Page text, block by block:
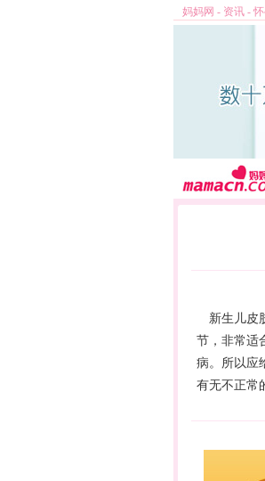
妈妈网 - 资讯 -
新生儿皮
节，非常适
病。所以应
有无不正常